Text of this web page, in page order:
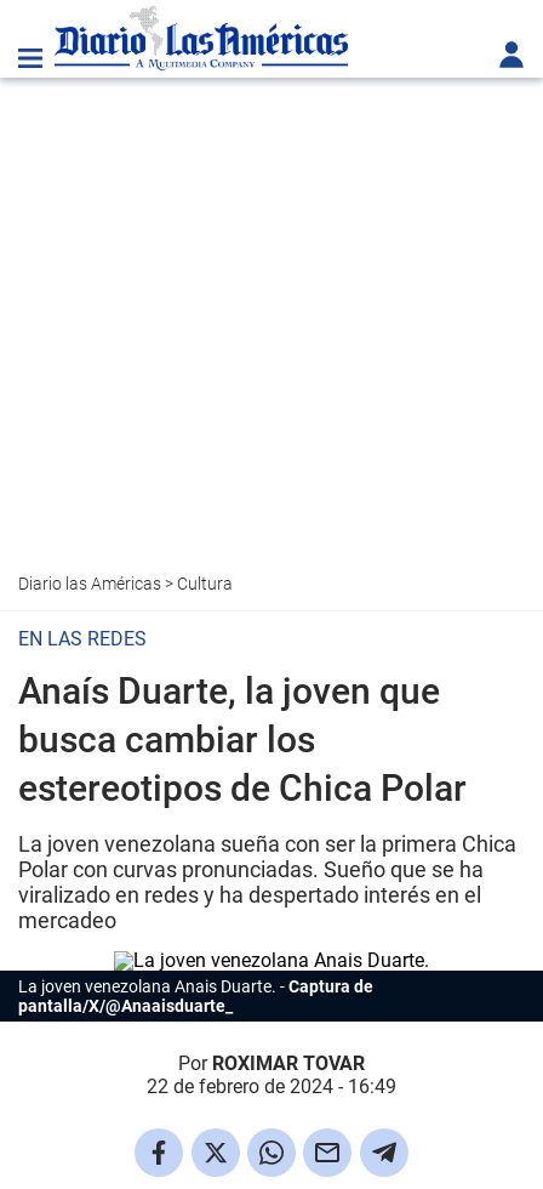
Diario las Américas> Cultura
EN LAS REDES
Anaís Duarte, la joven que
busca cambiar los
estereotipos de Chica Polar
La joven venezolana sueña con ser la primera Chica
Polar con curvas pronunciadas. Sueño que se ha
viralizado en redes y ha despertado interés en el
mercadeo
La joven venezolana Anais Duarte.
Captura de
pantalla/X/@Anaaisduarte_
Por ROXIMAR TOVAR
22 de febrero de 2024 - 16:49